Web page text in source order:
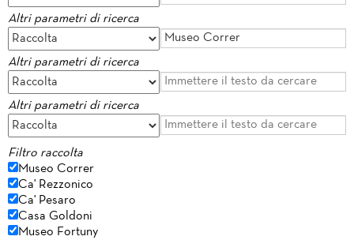
Altri parametri di ricerca
Altri parametri di ricerca
Altri parametri di ricerca
Filtro raccolta
Museo Correr
Ca' Rezzonico
Ca' Pesaro
Casa Goldoni
Museo Fortuny